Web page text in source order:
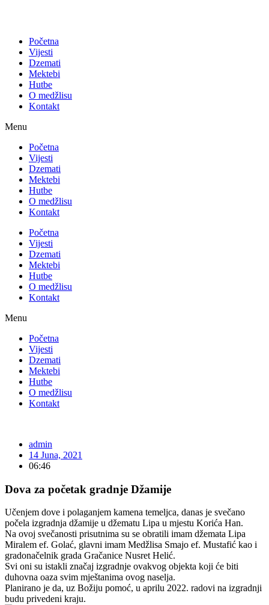
Početna
Vijesti
Dzemati
Mektebi
Hutbe
O medžlisu
Kontakt
Menu
Početna
Vijesti
Dzemati
Mektebi
Hutbe
O medžlisu
Kontakt
Početna
Vijesti
Dzemati
Mektebi
Hutbe
O medžlisu
Kontakt
Menu
Početna
Vijesti
Dzemati
Mektebi
Hutbe
O medžlisu
Kontakt
admin
14 Juna, 2021
06:46
Dova za početak gradnje Džamije
Učenjem dove i polaganjem kamena temeljca, danas je svečano
počela izgradnja džamije u džematu Lipa u mjestu Korića Han.
Na ovoj svečanosti prisutnima su se obratili imam džemata Lipa
Miralem ef. Golać, glavni imam Medžlisa Smajo ef. Mustafić kao i
gradonačelnik grada Gračanice Nusret Helić.
Svi oni su istakli značaj izgradnje ovakvog objekta koji će biti
duhovna oaza svim mještanima ovog naselja.
Planirano je da, uz Božiju pomoć, u aprilu 2022. radovi na izgradnji
budu privedeni kraju.